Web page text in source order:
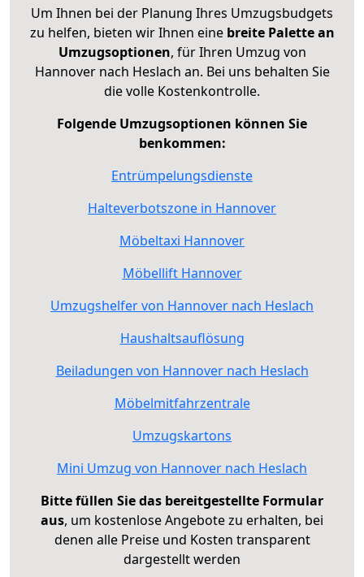
Um Ihnen bei der Planung Ihres Umzugsbudgets
zu helfen, bieten wir Ihnen eine breite Palette an
Umzugsoptionen, für Ihren Umzug von
Hannover nach Heslach an. Bei uns behalten Sie
die volle Kostenkontrolle.
Folgende Umzugsoptionen können Sie
benkommen:
Entrümpelungsdienste
Halteverbotszone in Hannover
Möbeltaxi Hannover
Möbellift Hannover
Umzugshelfer von Hannover nach Heslach
Haushaltsauflösung
Beiladungen von Hannover nach Heslach
Möbelmitfahrzentrale
Umzugskartons
Mini Umzug von Hannover nach Heslach
Bitte füllen Sie das bereitgestellte Formular
aus, um kostenlose Angebote zu erhalten, bei
denen alle Preise und Kosten transparent
dargestellt werden